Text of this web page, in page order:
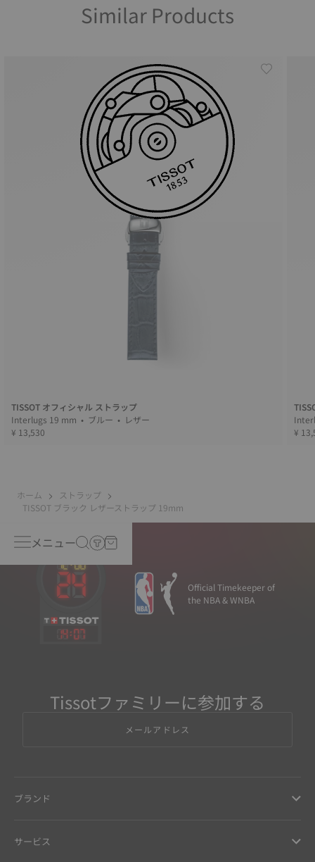
Similar Products
TISSOT オフィシャル ストラップ
Interlugs 19 mm • ブルー • レザー
¥ 13,530
¥
ホーム
ストラップ
TISSOT ブラック レザーストラップ 19mm
メニュー
14:07
Official Timekeeper of
the NBA & WNBA
Tissotファミリーに参加する
メールアドレス
ブランド
サービス